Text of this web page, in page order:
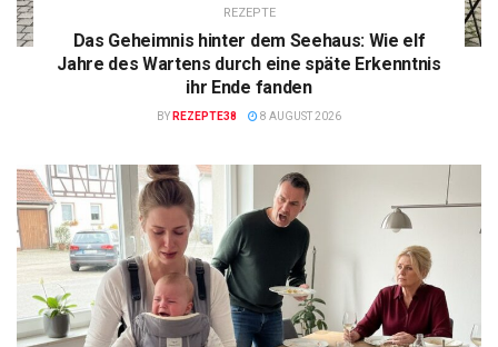
REZEPTE
Das Geheimnis hinter dem Seehaus: Wie elf
Jahre des Wartens durch eine späte Erkenntnis
ihr Ende fanden
BY REZEPTE38 8 AUGUST 2026